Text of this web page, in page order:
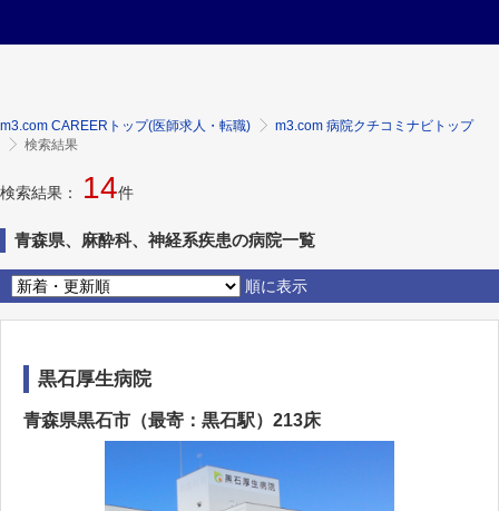
m3.com CAREERトップ(医師求人・転職)
m3.com 病院クチコミナビトップ
検索結果
検索結果： 14件
青森県、麻酔科、神経系疾患の病院一覧
順に表示
黒石厚生病院
青森県黒石市（最寄：黒石駅）213床